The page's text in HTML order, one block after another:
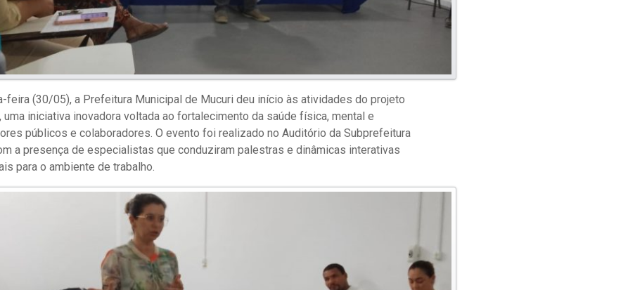
feira (30/05), a Prefeitura Municipal de Mucuri deu início às atividades do projeto
uma iniciativa inovadora voltada ao fortalecimento da saúde física, mental e
públicos e colaboradores. O evento foi realizado no Auditório da Subprefeitura
a presença de especialistas que conduziram palestras e dinâmicas interativas
para o ambiente de trabalho.